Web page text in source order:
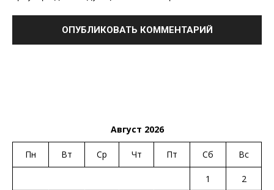
Август 2026
Пн Вт Ср Чт Пт Сб Вс
1
2